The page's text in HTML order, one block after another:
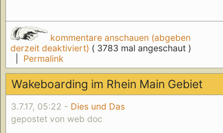
kommentare anschauen (abgeben
derzeit deaktiviert) ( 3783 mal angeschaut )
Permalink
Wakeboarding im Rhein Main Gebiet
3.7.17, 05:22 - Dies und Das
gepostet von web doc